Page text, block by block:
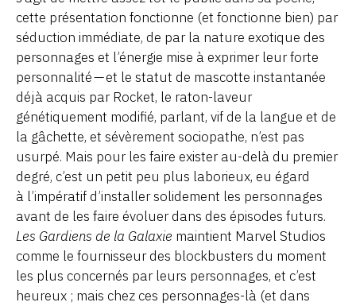
cette présentation fonctionne (et fonctionne bien) par
séduction immédiate, de par la nature exotique des
personnages et l’énergie mise à exprimer leur forte
personnalité — et le statut de mascotte instantanée
déjà acquis par Rocket, le raton-laveur
génétiquement modifié, parlant, vif de la langue et de
la gâchette, et sévèrement sociopathe, n’est pas
usurpé. Mais pour les faire exister au-delà du premier
degré, c’est un petit peu plus laborieux, eu égard
à l’impératif d’installer solidement les personnages
avant de les faire évoluer dans des épisodes futurs.
Les Gardiens de la Galaxie maintient Marvel Studios
comme le fournisseur des blockbusters du moment
les plus concernés par leurs personnages, et c’est
heureux ; mais chez ces personnages-là (et dans